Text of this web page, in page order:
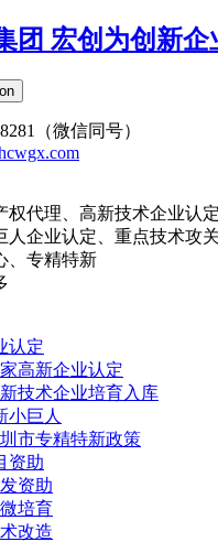
宏创为创新企
（微信同号）
认定
高新企业认定
技术企业培育入库
小巨人
市专精特新政策
资助
资助
培育
改造